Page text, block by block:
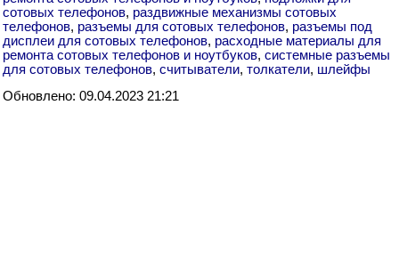
сотовых телефонов, раздвижные механизмы сотовых
телефонов, разъемы для сотовых телефонов, разъемы под
дисплеи для сотовых телефонов, расходные материалы для
ремонта сотовых телефонов и ноутбуков, системные разъемы
для сотовых телефонов, считыватели, толкатели, шлейфы
Обновлено: 09.04.2023 21:21